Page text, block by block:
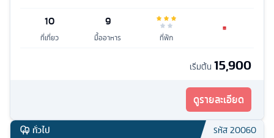
10
ที่เที่ยว
9
มื้ออาหาร ที่พัก
เริ่มต้น 15,900
ดูรายละเอียด
ทั่วไป รหัส20060